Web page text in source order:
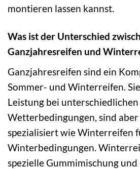
montieren lassen kannst.
Was ist der Unterschied
Ganzjahresreifen und
Ganzjahresreifen sind ein
Sommer- und Winterreifen.
Leistung bei unterschiedlichen
Wetterbedingungen, sind
spezialisiert wie Winterreifen
Winterbedingungen.
spezielle Gummimischung